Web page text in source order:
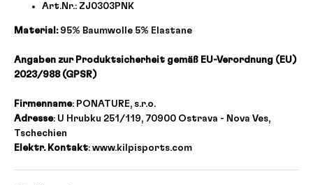
Art.Nr.: ZJ0303PNK
Material:95% Baumwolle 5% Elastane
Angaben zur Produktsicherheit gemäß EU-Verordnung (EU)
2023/988 (GPSR)
Firmenname: PONATURE, s.r.o.
Adresse: U Hrubku 251/119, 70900 Ostrava - Nova Ves,
Tschechien
Elektr. Kontakt: www.kilpisports.com